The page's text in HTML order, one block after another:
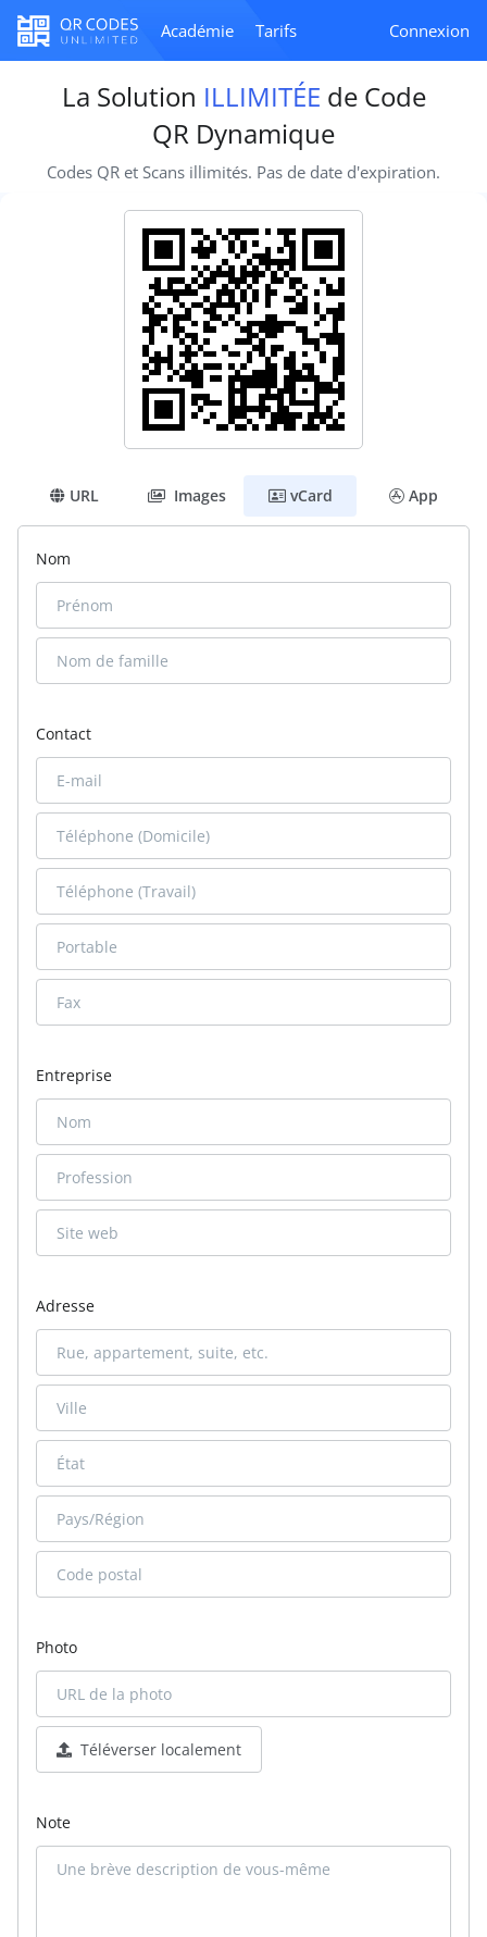
Académie Tarifs Connexion
La Solution ILLIMITÉE de Code
QR Dynamique
Codes QR et Scans illimités. Pas de date d'expiration.
URL Images vCard App
Nom
Contact
Entreprise
Adresse
Photo
Téléverser localement
Note